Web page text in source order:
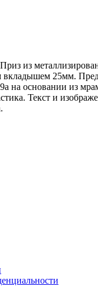
из
25мм.
на основании из
Текст и